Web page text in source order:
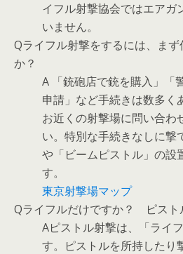
イフル射撃協会ではエアガ
いません。
Qライフル射撃をするには、ま
か？
A 「銃砲店で銃を購入」「
申請」など手続きは数多く
お近くの射撃場に問い合わ
い。特別な手続きなしに撃
や「ビームピストル」の設
す。
東京射撃場マップ
Qライフルだけですか？ ピスト
Aピストル射撃は、「ライ
す。ピストルを所持したり